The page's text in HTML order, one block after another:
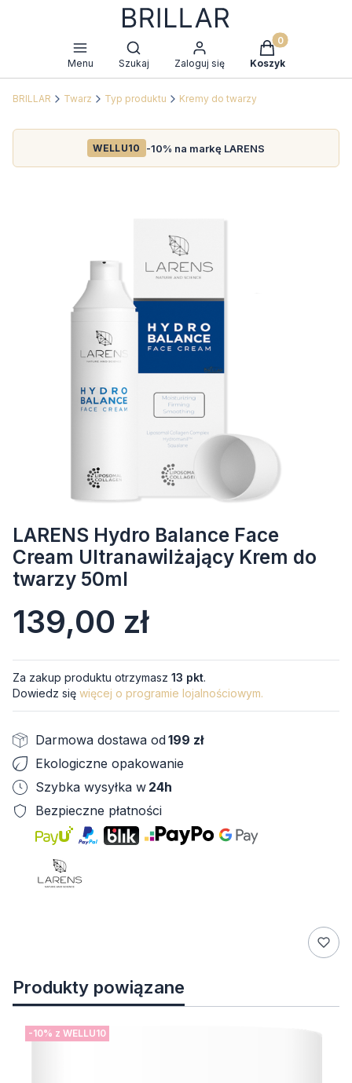
Menu
Otwórz wyszukiwarkę
Szukaj Zaloguj się
Produkty w
Koszyk
BRILLAR Twarz Typ produktu Kremy do twarzy
WELLU10 -10% na markę LARENS
LARENS Hydro Balance Face
Cream Ultranawilżający Krem do
twarzy 50ml
Cena
139,00 zł
Za zakup produktu otrzymasz 13 pkt.
Dowiedz się więcej o programie lojalnościowym.
Darmowa dostawa od199 zł
Ekologiczne opakowanie
Szybka wysyłka w 24h
Bezpieczne płatności
Produkty powiązane
-10% z WELLU10